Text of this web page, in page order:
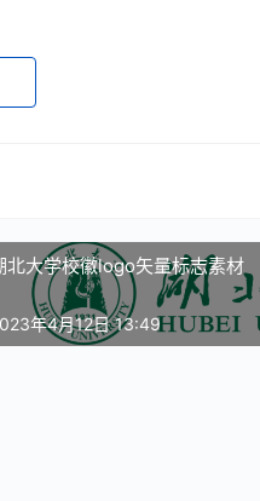
北大学校徽logo矢量标志素材
年4月12日 13:49